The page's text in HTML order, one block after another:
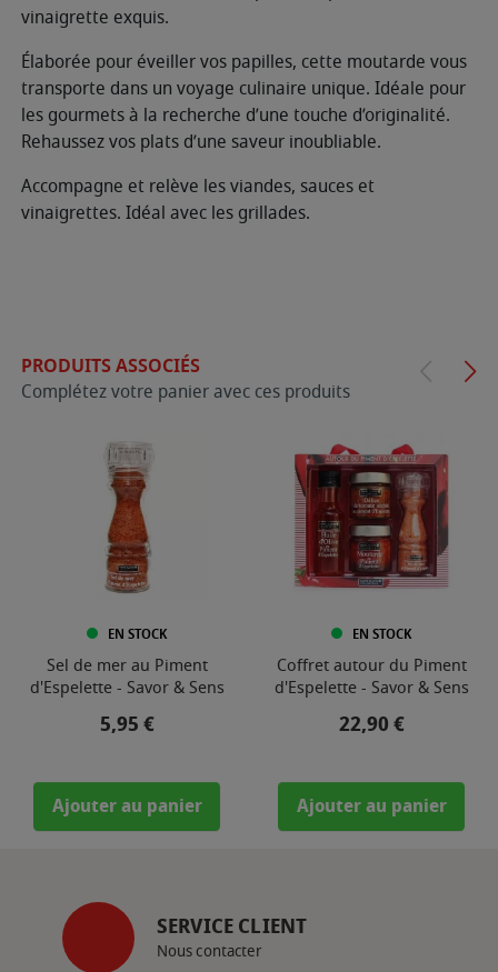
vinaigrette exquis.
Élaborée pour éveiller vos papilles, cette moutarde vous
transporte dans un voyage culinaire unique. Idéale pour
les gourmets à la recherche d’une touche d’originalité.
Rehaussez vos plats d’une saveur inoubliable.
Accompagne et relève les viandes, sauces et
vinaigrettes. Idéal avec les grillades.
PRODUITS ASSOCIÉS
Complétez votre panier avec ces produits
EN STOCK
Sel de mer au Piment
d'Espelette - Savor & Sens
Prix
5,95 €
Ajouter au panier
EN STOCK
Coffret autour du Piment
d'Espelette - Savor & Sens
Prix
22,90 €
Ajouter au panier
SERVICE CLIENT
Nous contacter